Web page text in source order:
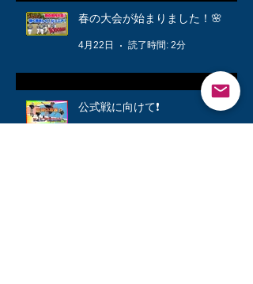
春の大会が始まりました！🌸
4月22日 読了時間: 2分
公式戦に向けて❗️